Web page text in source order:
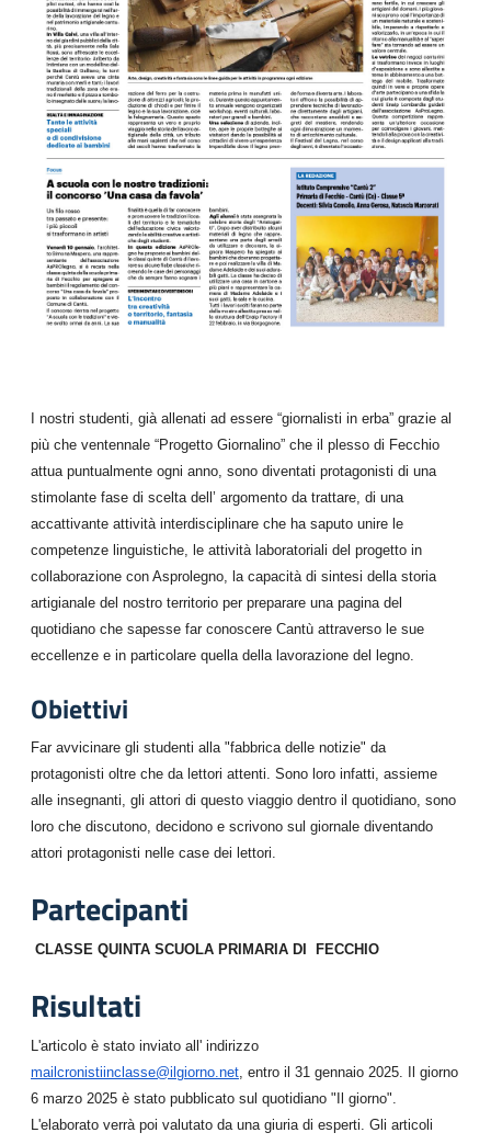
I nostri studenti, già allenati ad essere “giornalisti in erba” grazie al
più che ventennale “Progetto Giornalino” che il plesso di Fecchio
attua puntualmente ogni anno, sono diventati protagonisti di una
stimolante fase di scelta dell’ argomento da trattare, di una
accattivante attività interdisciplinare che ha saputo unire le
competenze linguistiche, le attività laboratoriali del progetto in
collaborazione con Asprolegno, la capacità di sintesi della storia
artigianale del nostro territorio per preparare una pagina del
quotidiano che sapesse far conoscere Cantù attraverso le sue
eccellenze e in particolare quella della lavorazione del legno.
Obiettivi
Far avvicinare gli studenti alla "fabbrica delle notizie" da
protagonisti oltre che da lettori attenti. Sono loro infatti, assieme
alle insegnanti, gli attori di questo viaggio dentro il quotidiano, sono
loro che discutono, decidono e scrivono sul giornale diventando
attori protagonisti nelle case dei lettori.
Partecipanti
CLASSE QUINTA SCUOLA PRIMARIA DI FECCHIO
Risultati
L'articolo è stato inviato all' indirizzo
mailcronistiinclasse@ilgiorno.net , entro il 31 gennaio 2025. Il giorno
6 marzo 2025 è stato pubblicato sul quotidiano "Il giorno".
L'elaborato verrà poi valutato da una giuria di esperti. Gli articoli